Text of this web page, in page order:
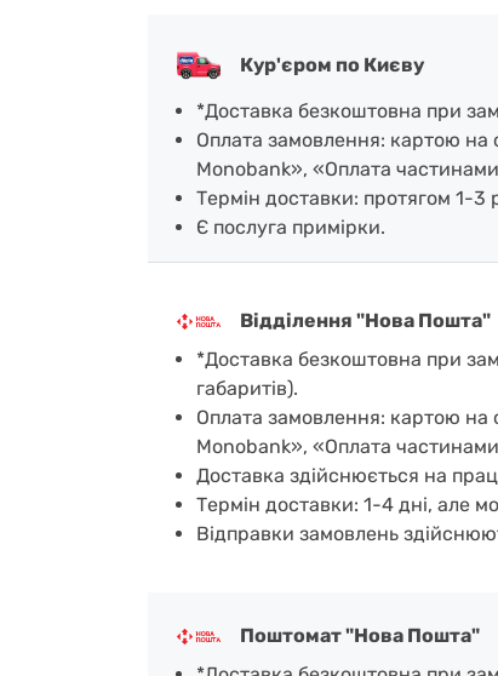
Кур'єром по Києву
*Доставка безкоштовна при
Оплата замовлення: картою на
Monobank», «Оплата
Термін доставки: протягом 1-3
Є послуга примірки.
Відділення "Нова Пошта"
*Доставка безкоштовна при
габаритів).
Оплата замовлення: картою на
Monobank», «Оплата
Доставка здійснюється на
Термін доставки: 1-4 дні, але
Відправки замовлень
Поштомат "Нова Пошта"